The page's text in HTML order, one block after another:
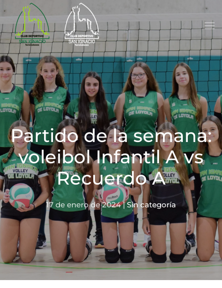
Skip to main content
Partido de la semana:
voleibol Infantil A vs
Recuerdo A
17 de enero de 2024|Sin categoría